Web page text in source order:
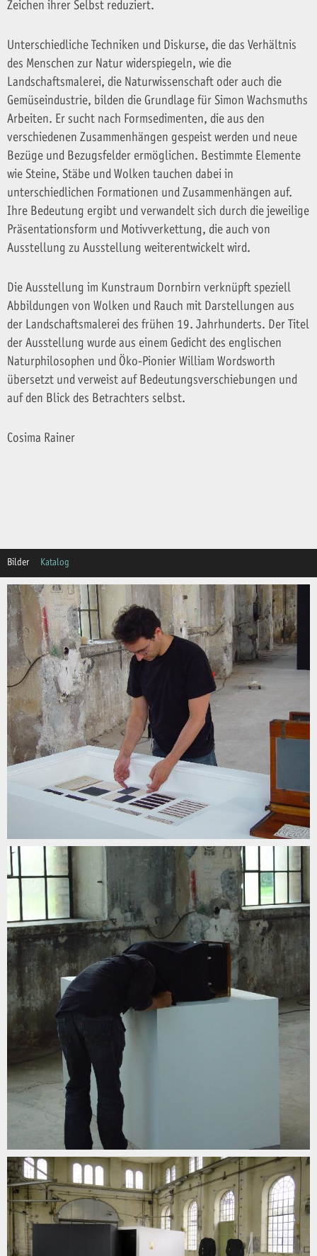
Zeichen ihrer Selbst reduziert.
Unterschiedliche Techniken und Diskurse, die das Verhältnis
des Menschen zur Natur widerspiegeln, wie die
Landschaftsmalerei, die Naturwissenschaft oder auch die
Gemüseindustrie, bilden die Grundlage für Simon Wachsmuths
Arbeiten. Er sucht nach Formsedimenten, die aus den
verschiedenen Zusammenhängen gespeist werden und neue
Bezüge und Bezugsfelder ermöglichen. Bestimmte Elemente
wie Steine, Stäbe und Wolken tauchen dabei in
unterschiedlichen Formationen und Zusammenhängen auf.
Ihre Bedeutung ergibt und verwandelt sich durch die jeweilige
Präsentationsform und Motivverkettung, die auch von
Ausstellung zu Ausstellung weiterentwickelt wird.
Die Ausstellung im Kunstraum Dornbirn verknüpft speziell
Abbildungen von Wolken und Rauch mit Darstellungen aus
der Landschaftsmalerei des frühen 19. Jahrhunderts. Der Titel
der Ausstellung wurde aus einem Gedicht des englischen
Naturphilosophen und Öko-Pionier William Wordsworth
übersetzt und verweist auf Bedeutungsverschiebungen und
auf den Blick des Betrachters selbst.
Cosima Rainer
Bilder Katalog